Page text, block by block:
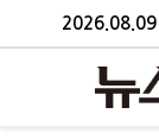
2026.08.09